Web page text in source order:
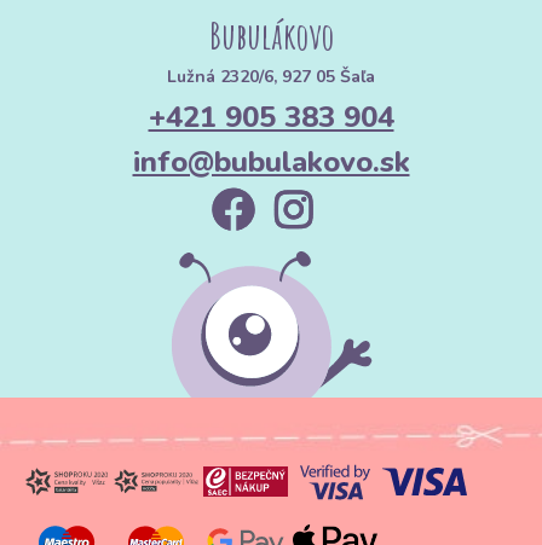
Bubulákovo
Lužná 2320/6, 927 05 Šaľa
+421 905 383 904
info@bubulakovo.sk